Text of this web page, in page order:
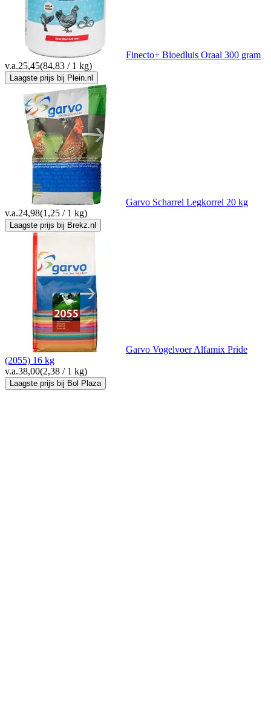
Finecto+ Bloedluis Oraal 300 gram
v.a.25,45(84,83 / 1 kg)
Laagste prijs bij Plein.nl
Garvo Scharrel Legkorrel 20 kg
v.a.24,98(1,25 / 1 kg)
Laagste prijs bij Brekz.nl
Garvo Vogelvoer Alfamix Pride
(2055) 16 kg
v.a.38,00(2,38 / 1 kg)
Laagste prijs bij Bol Plaza